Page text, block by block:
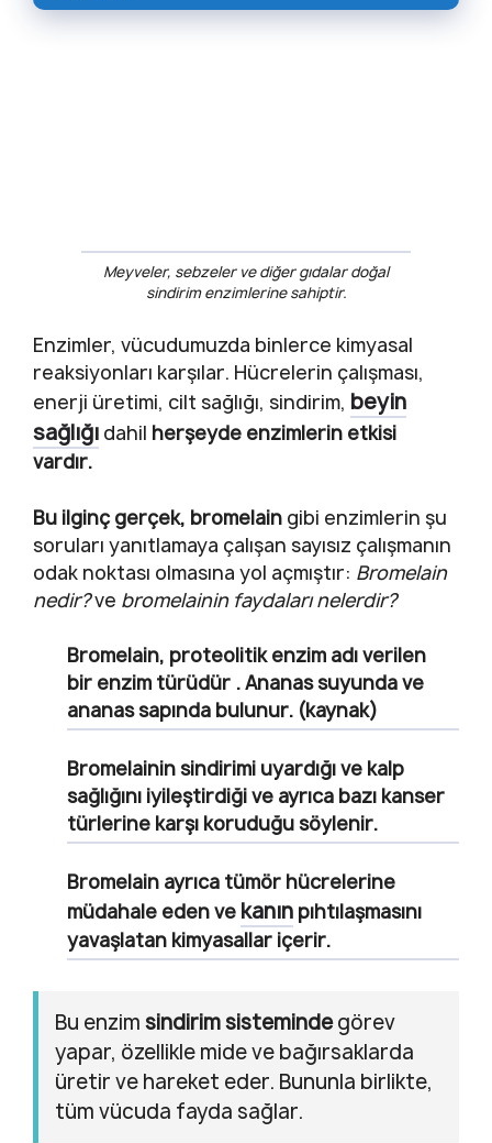
Meyveler, sebzeler ve diğer gıdalar doğal
sindirim enzimlerine sahiptir.
Enzimler, vücudumuzda binlerce kimyasal
reaksiyonları karşılar. Hücrelerin çalışması,
enerji üretimi, cilt sağlığı, sindirim, beyin
sağlığı dahil herşeyde enzimlerin etkisi
vardır.
Bu ilginç gerçek, bromelain gibi enzimlerin şu
soruları yanıtlamaya çalışan sayısız çalışmanın
odak noktası olmasına yol açmıştır: Bromelain
nedir?ve bromelainin faydaları nelerdir?
Bromelain, proteolitik enzim adı verilen
bir enzim türüdür . Ananas suyunda ve
ananas sapında bulunur. (kaynak)
Bromelainin sindirimi uyardığı ve kalp
sağlığını iyileştirdiği ve ayrıca bazı kanser
türlerine karşı koruduğu söylenir.
Bromelain ayrıca tümör hücrelerine
müdahale eden ve kanın pıhtılaşmasını
yavaşlatan kimyasallar içerir.
Bu enzim sindirim sistemindegörev
yapar, özellikle mide ve bağırsaklarda
üretir ve hareket eder. Bununla birlikte,
tüm vücuda fayda sağlar.